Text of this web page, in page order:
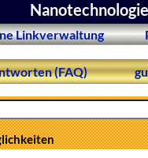
Nanotechnologie
Linkverwaltung
(FAQ)